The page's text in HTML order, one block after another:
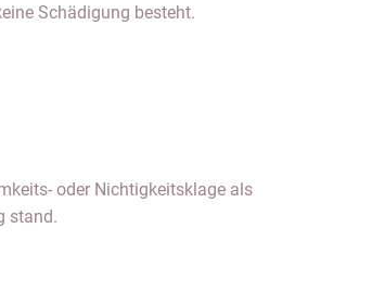
Schädigung besteht.
stand.